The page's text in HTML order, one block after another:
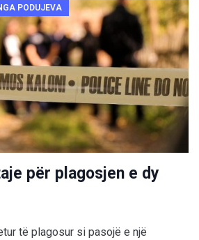
PODUJEVA
për plagosjen e dy
të plagosur si pasojë e një